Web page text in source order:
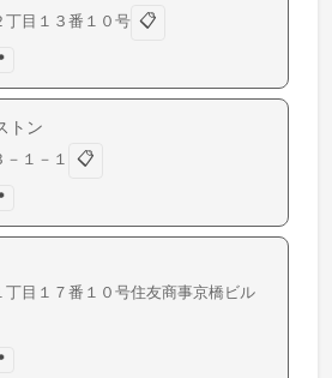
丁目１３番１０号 📋
トン
－１－１
📋
丁目１７番１０号住友商事京橋ビル